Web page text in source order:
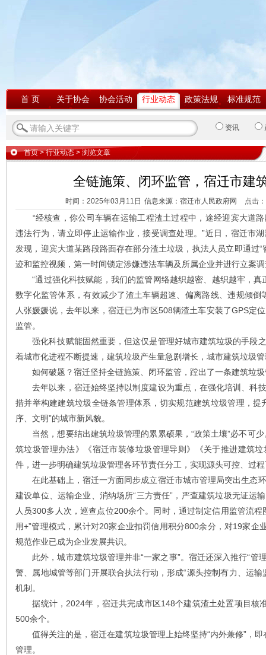
首 页 关于协会 协会活动 行业动态 政策法规 标准规范
资讯
首页>行业动态 > 浏览文章
全链施策、闭环监管，宿迁市建
时间：2025年03月11日 信息来源：宿迁市人民政府网 点击：
“经核查，你公司车辆在运输工程渣土过程中，途经迎宾大道路
违法行为，请立即停止运输作业，接受调查处理。”近日，宿迁市
发现，迎宾大道某路段路面存在部分渣土垃圾，执法人员立即通过
迹和监控视频，第一时间锁定涉嫌违法车辆及所属企业并进行立案
“通过强化科技赋能，我们的监管网络越织越密、越织越牢，真
数字化监管体系，有效减少了渣土车辆超速、偏离路线、违规倾倒
人张媛媛说，去年以来，宿迁已为市区508辆渣土车安装了GPS定
监管。
强化科技赋能固然重要，但这仅是管理好城市建筑垃圾的手段
着城市化进程不断提速，建筑垃圾产生量急剧增长，城市建筑垃圾
如何破题？宿迁坚持全链施策、闭环监管，蹚出了一条建筑垃圾
去年以来，宿迁始终坚持以制度建设为重点，在强化培训、科
措并举构建建筑垃圾全链条管理体系，切实规范建筑垃圾管理，提
序、文明”的城市新风貌。
当然，想要结出建筑垃圾管理的累累硕果，“政策土壤”必不可少
筑垃圾管理办法》《宿迁市装修垃圾管理导则》《关于推进建筑
件，进一步明确建筑垃圾管理各环节责任分工，实现源头可控、过
在此基础上，宿迁一方面同步成立宿迁市城市管理局突出生态
建设单位、运输企业、消纳场所“三方责任”，严查建筑垃圾无证运
人员300多人次，巡查点位200余个。同时，通过制定信用监管流
用+”管理模式，累计对20家企业扣罚信用积分800余分，对19家企
规范作业已成为企业发展共识。
此外，城市建筑垃圾管理并非“一家之事”。宿迁还深入推行“管
警、属地城管等部门开展联合执法行动，形成“源头控制有力、运
机制。
据统计，2024年，宿迁共完成市区148个建筑渣土处置项目核
500余个。
值得关注的是，宿迁在建筑垃圾管理上始终坚持“内外兼修”，即
管理。